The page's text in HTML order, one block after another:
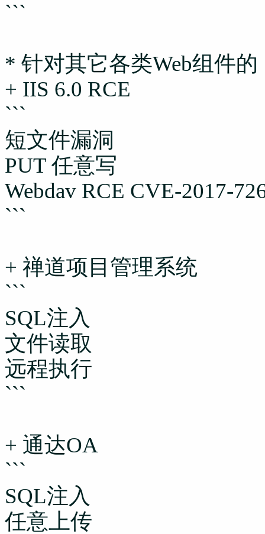
```
* 针对其它各类Web组件
+ IIS 6.0 RCE
```
短文件漏洞
PUT 任意写
Webdav RCE CVE-2017-
```
+ 禅道项目管理系统
```
SQL注入
文件读取
远程执行
```
+ 通达OA
```
SQL注入
任意上传